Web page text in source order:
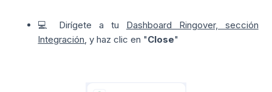
💻 Dirígete a tu Dashboard Ringover, sección
Integración , y haz clic en "Close"